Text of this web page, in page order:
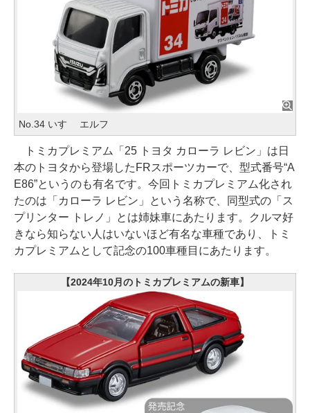
No.34 いすゞ エルフ
トミカプレミアム「25 トヨタ カローラ レビン」は日
本のトヨタから登場したFRスポーツカーで、型式番号“A
E86”というのも有名です。今回トミカプレミアム化され
たのは「カローラ レビン」という名称で、同型式の「ス
プリンター トレノ」とは姉妹車にあたります。クルマ好
きなら知らない人はいないほど有名な車種であり、トミ
カプレミアムとして記念の100車種目にあたります。
【2024年10月のトミカプレミアムの新車】